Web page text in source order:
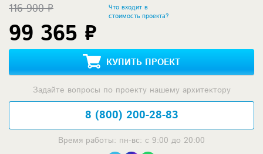
116 900 ₽
99 365 ₽
Что входит в
стоимость проекта?
КУПИТЬ ПРОЕКТ
Задайте вопросы по проекту нашему архитектору
8 (800) 200-28-83
Время работы: пн-вс: с 9:00 до 20:00